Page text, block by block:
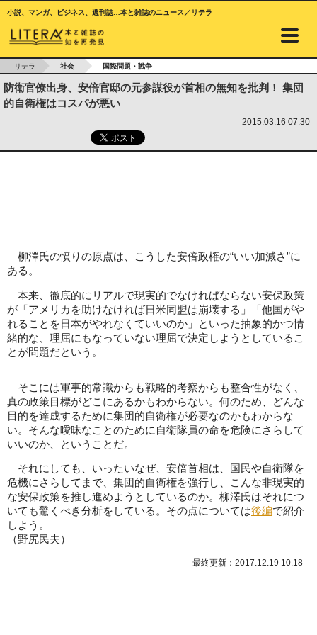
小説、マンガ、ビジネス、週刊誌…本と雑誌のニュース／リテラ
リテラ 社会 国際問題・戦争
防衛官僚出身、安倍官邸の元参謀役が首相の無知を批判！ 集団
的自衛権はコスパが悪い
2015.03.16 07:30
柳澤氏の憤りの原点は、こうした安倍政権の“いい加減さ”に
ある。
本来、徹底的にリアルで現実的でなければならない安保政策
が「アメリカを助けなければ日米同盟は崩壊する」「他国がや
れることを日本がやれなくていいのか」といった抽象的かつ情
緒的な、理屈にもなっていない理屈で決定しようとしているこ
とが問題だという。
そこには軍事的常識からも戦略的考察からも整合性がなく、
真の政策目標がどこにあるかもわからない。何のため、どんな
目的を達成するために集団的自衛権が必要なのかもわからな
い。そんな曖昧なことのために自衛隊員の命を危険にさらして
いいのか、ということだ。
それにしても、いったいなぜ、安倍首相は、国民や自衛隊を
危機にさらしてまで、集団的自衛権を強行し、こんな非現実的
な安保政策を推し進めようとしているのか。柳澤氏はそれにつ
いても驚くべき分析をしている。その点については後編で紹介
しよう。
（野尻民夫）
最終更新：2017.12.19 10:18